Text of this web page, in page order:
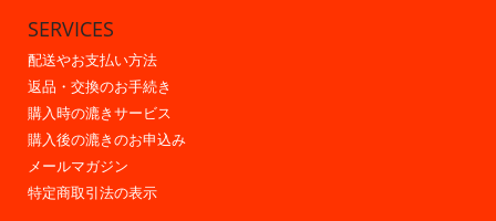
SERVICES
配送やお支払い方法
返品・交換のお手続き
購入時の漉きサービス
購入後の漉きのお申込み
メールマガジン
特定商取引法の表示